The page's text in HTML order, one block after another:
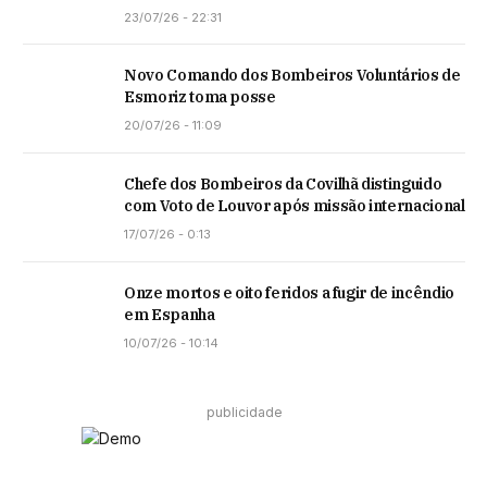
23/07/26 - 22:31
Novo Comando dos Bombeiros Voluntários de
Esmoriz toma posse
20/07/26 - 11:09
Chefe dos Bombeiros da Covilhã distinguido
com Voto de Louvor após missão internacional
17/07/26 - 0:13
Onze mortos e oito feridos a fugir de incêndio
em Espanha
10/07/26 - 10:14
publicidade